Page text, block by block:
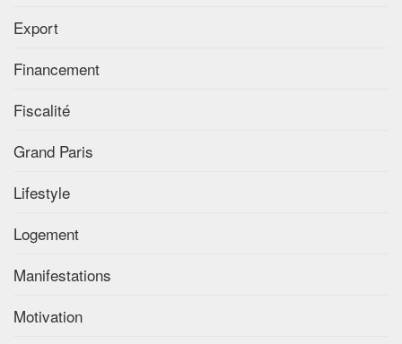
Export
Financement
Fiscalité
Grand Paris
Lifestyle
Logement
Manifestations
Motivation